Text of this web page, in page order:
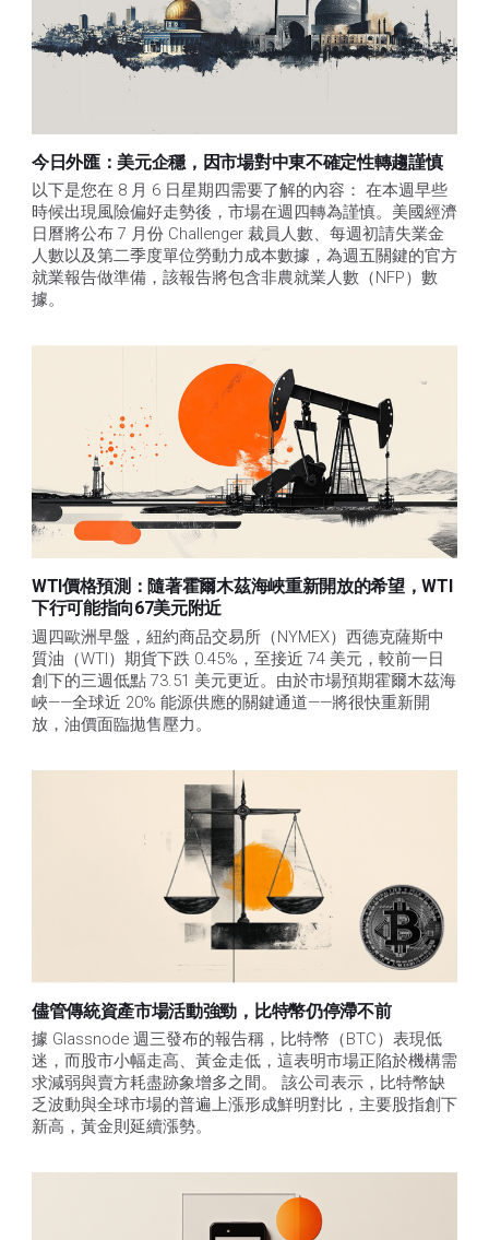
今日外匯：美元企穩，因市場對中東不確定性轉趨謹慎
以下是您在 8 月 6 日星期四需要了解的內容： 在本週早些
時候出現風險偏好走勢後，市場在週四轉為謹慎。美國經濟
日曆將公布 7 月份 Challenger 裁員人數、每週初請失業金
人數以及第二季度單位勞動力成本數據，為週五關鍵的官方
就業報告做準備，該報告將包含非農就業人數（NFP）數
據。
WTI價格預測：隨著霍爾木茲海峽重新開放的希望，WTI
下行可能指向67美元附近
週四歐洲早盤，紐約商品交易所（NYMEX）西德克薩斯中
質油（WTI）期貨下跌 0.45%，至接近 74 美元，較前一日
創下的三週低點 73.51 美元更近。由於市場預期霍爾木茲海
峽——全球近 20% 能源供應的關鍵通道——將很快重新開
放，油價面臨拋售壓力。
儘管傳統資產市場活動強勁，比特幣仍停滯不前
據 Glassnode 週三發布的報告稱，比特幣（BTC）表現低
迷，而股市小幅走高、黃金走低，這表明市場正陷於機構需
求減弱與賣方耗盡跡象增多之間。 該公司表示，比特幣缺
乏波動與全球市場的普遍上漲形成鮮明對比，主要股指創下
新高，黃金則延續漲勢。